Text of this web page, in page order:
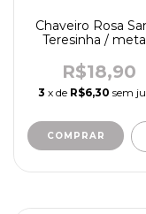
Chaveiro Rosa
Teresinha /
R$18,90
3 x de R$6,30 sem